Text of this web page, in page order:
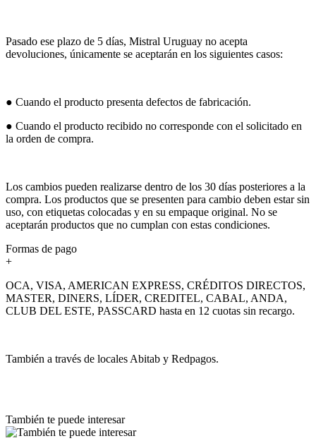
Pasado ese plazo de 5 días, Mistral Uruguay no acepta
devoluciones, únicamente se aceptarán en los siguientes casos:
● Cuando el producto presenta defectos de fabricación.
● Cuando el producto recibido no corresponde con el solicitado en
la orden de compra.
Los cambios pueden realizarse dentro de los 30 días posteriores a la
compra. Los productos que se presenten para cambio deben estar sin
uso, con etiquetas colocadas y en su empaque original. No se
aceptarán productos que no cumplan con estas condiciones.
Formas de pago
+
OCA, VISA, AMERICAN EXPRESS, CRÉDITOS DIRECTOS,
MASTER, DINERS, LÍDER, CREDITEL, CABAL, ANDA,
CLUB DEL ESTE, PASSCARD hasta en 12 cuotas sin recargo.
También a través de locales Abitab y Redpagos.
También te puede interesar